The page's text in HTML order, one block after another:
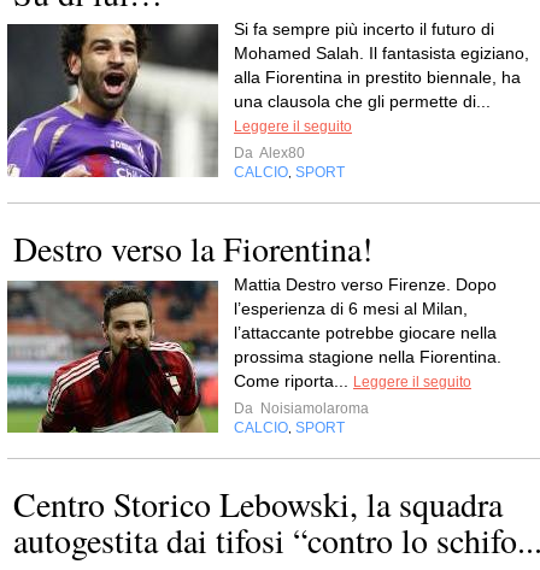
Si fa sempre più incerto il futuro di
Mohamed Salah. Il fantasista egiziano,
alla Fiorentina in prestito biennale, ha
una clausola che gli permette di...
Leggere il seguito
Da Alex80
CALCIO SPORT
Destro verso la Fiorentina!
Mattia Destro verso Firenze. Dopo
l’esperienza di 6 mesi al Milan,
l’attaccante potrebbe giocare nella
prossima stagione nella Fiorentina.
Come riporta...
Leggere il seguito
Da Noisiamolaroma
CALCIO SPORT
Centro Storico Lebowski, la squadra
autogestita dai tifosi “contro lo